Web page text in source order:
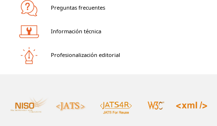
Preguntas frecuentes
Información técnica
Profesionalización editorial